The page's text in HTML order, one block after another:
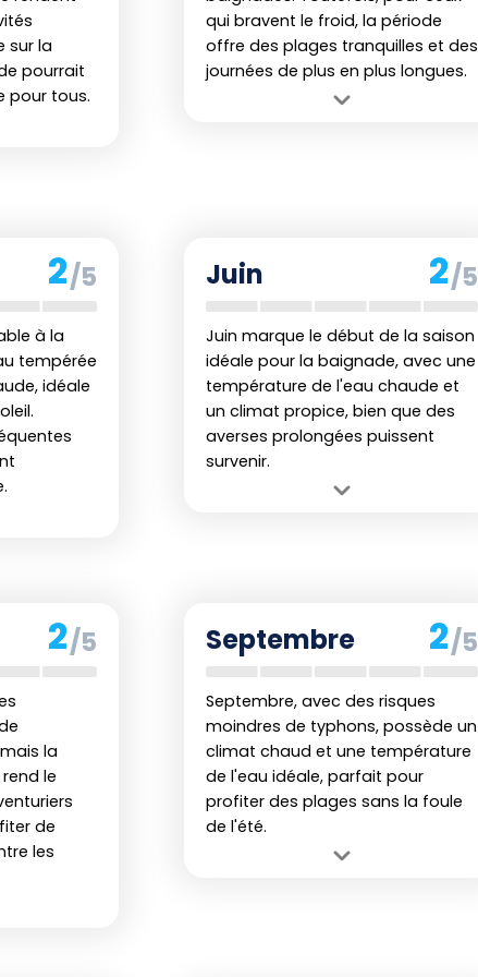
séjour en
ce décor
sur la
pourrait
pour tous.
qui bravent le froid, la période
offre des plages tranquilles et des
journées de plus en plus longues.
2/5
à la
tempérée
idéale
un
Juin 2/5
Juin marque le début de la saison
idéale pour la baignade, avec une
température de l'eau chaude et
un climat propice, bien que des
averses prolongées puissent
survenir.
intenses.
2/5
la
le
de
les
Septembre 2/5
Septembre, avec des risques
moindres de typhons, possède un
climat chaud et une température
de l'eau idéale, parfait pour
profiter des plages sans la foule
de l'été.